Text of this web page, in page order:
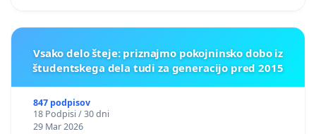
Vsako delo šteje: priznajmo pokojninsko dobo iz
študentskega dela tudi za generacijo pred 2015
847 podpisov
18 Podpisi / 30 dni
29 Mar 2026